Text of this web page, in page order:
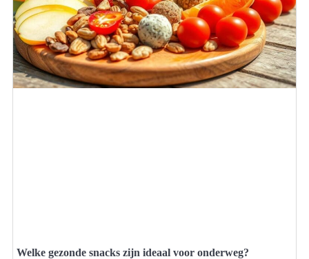
Welke gezonde snacks zijn ideaal voor onderweg?